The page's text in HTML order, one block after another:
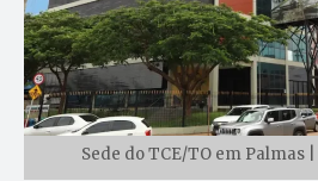
Sede do TCE/TO em Palmas